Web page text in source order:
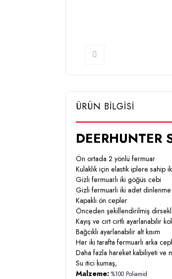
ÜRÜN BİLGİSİ
Ön ortada 2 yönlü fermuar
Kulaklık için elastik iplere sahip
Gizli fermuarlı iki göğüs cebi
Gizli fermuarlı iki adet
Kapaklı ön cepler
Önceden şekillendirilmiş
Kayış ve cırt cırtlı ayarlanabilir
Bağcıklı ayarlanabilir alt kısım
Her iki tarafta fermuarlı arka
Daha fazla hareket kabiliyeti ve
Su itici kumaş,
Malzeme: %100 Poliamid